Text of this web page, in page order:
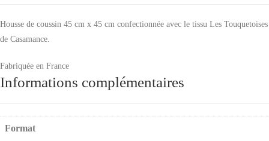
Housse de coussin 45 cm x 45 cm confectionnée avec le tissu Les Touquetoises
de Casamance.
Fabriquée en France
Informations complémentaires
Format